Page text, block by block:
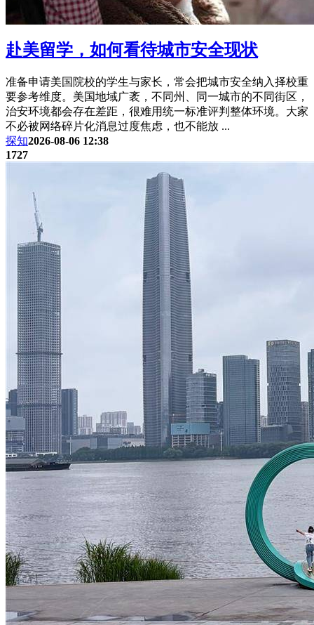
赴美留学，如何看待城市安全现状
准备申请美国院校的学生与家长，常会把城市安全纳入择校重
要参考维度。美国地域广袤，不同州、同一城市的不同街区，
治安环境都会存在差距，很难用统一标准评判整体环境。大家
不必被网络碎片化消息过度焦虑，也不能放 ...
探知2026-08-06 12:38
1727